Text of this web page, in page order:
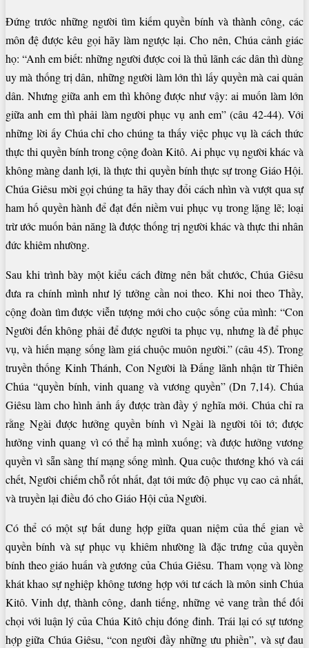
Đứng trước những người tìm kiếm quyền bính và thành công, các
môn đệ được kêu gọi hãy làm ngược lại. Cho nên, Chúa cảnh giác
họ: “Anh em biết: những người được coi là thủ lãnh các dân thì dùng
uy mà thống trị dân, những người làm lớn thì lấy quyền mà cai quản
dân. Nhưng giữa anh em thì không được như vậy: ai muốn làm lớn
giữa anh em thì phải làm người phục vụ anh em” (câu 42-44). Với
những lời ấy Chúa chỉ cho chúng ta thấy việc phục vụ là cách thức
thực thi quyền bính trong cộng đoàn Kitô. Ai phục vụ người khác và
không màng danh lợi, là thực thi quyền bính thực sự trong Giáo Hội.
Chúa Giêsu mời gọi chúng ta hãy thay đổi cách nhìn và vượt qua sự
ham hố quyền hành để đạt đến niềm vui phục vụ trong lặng lẽ; loại
trừ ước muốn bản năng là được thống trị người khác và thực thi nhân
đức khiêm nhường.
Sau khi trình bày một kiểu cách đừng nên bắt chước, Chúa Giêsu
đưa ra chính mình như lý tưởng cần noi theo. Khi noi theo Thầy,
cộng đoàn tìm được viễn tượng mới cho cuộc sống của mình: “Con
Người đến không phải để được người ta phục vụ, nhưng là để phục
vụ, và hiến mạng sống làm giá chuộc muôn người.” (câu 45). Trong
truyền thống Kinh Thánh, Con Người là Đấng lãnh nhận từ Thiên
Chúa “quyền bính, vinh quang và vương quyền” (Dn 7,14). Chúa
Giêsu làm cho hình ảnh ấy được tràn đầy ý nghĩa mới. Chúa chỉ ra
rằng Ngài được hưởng quyền bính vì Ngài là người tôi tớ; được
hưởng vinh quang vì có thể hạ mình xuống; và được hưởng vương
quyền vì sẵn sàng thí mạng sống mình. Qua cuộc thương khó và cái
chết, Người chiếm chỗ rốt nhất, đạt tới mức độ phục vụ cao cả nhất,
và truyền lại điều đó cho Giáo Hội của Người.
Có thể có một sự bất dung hợp giữa quan niệm của thế gian về
quyền bính và sự phục vụ khiêm nhường là đặc trưng của quyền
bính theo giáo huấn và gương của Chúa Giêsu. Tham vọng và lòng
khát khao sự nghiệp không tương hợp với tư cách là môn sinh Chúa
Kitô. Vinh dự, thành công, danh tiếng, những vẻ vang trần thế đối
chọi với luận lý của Chúa Kitô chịu đóng đinh. Trái lại có sự tương
hợp giữa Chúa Giêsu, “con người đầy những ưu phiền”, và sự đau